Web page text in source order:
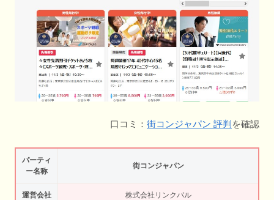
口コミ： 街コンジャパン 評判 を確認
パーティ
ー名称
街コンジャパン
運営会社 株式会社リンクバル